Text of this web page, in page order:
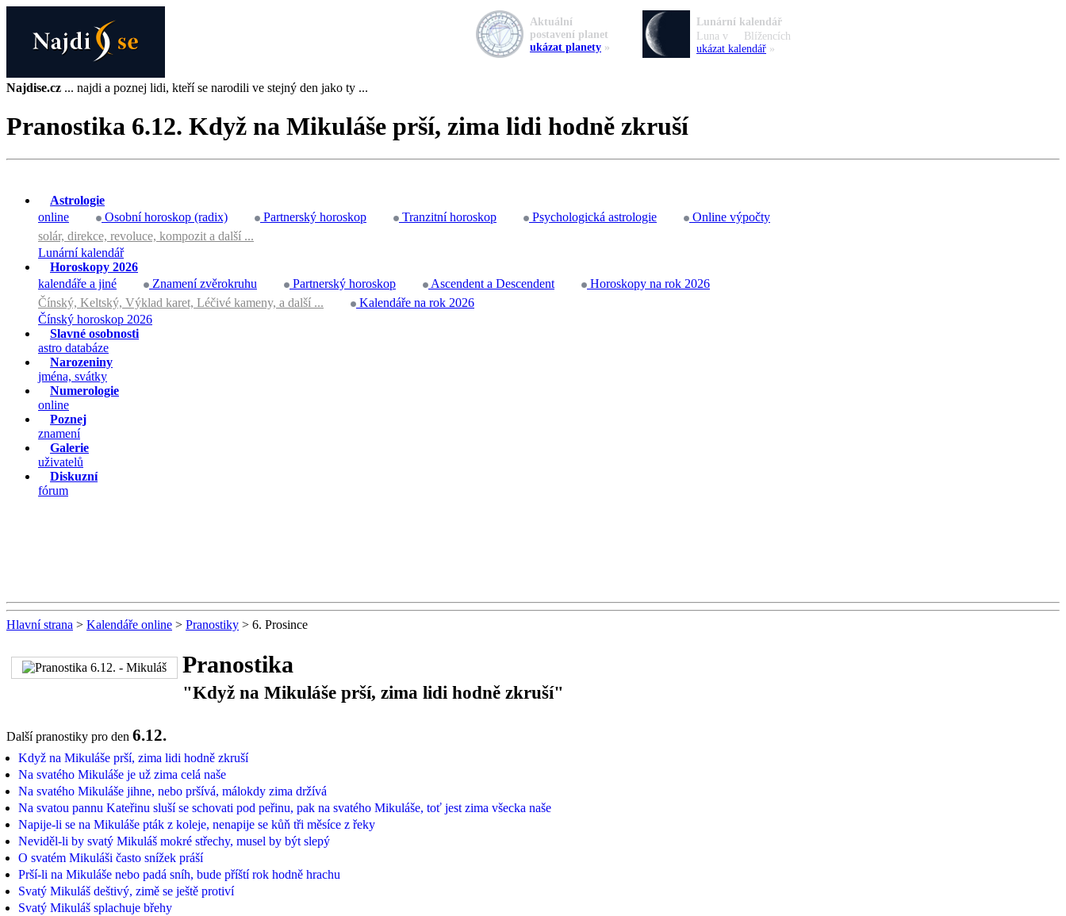
Najdise.cz ... najdi a poznej lidi, kteří se narodili ve stejný den jako ty ...
Pranostika 6.12. Když na Mikuláše prší, zima lidi hodně zkruší
Astrologie
online
Osobní horoskop (radix) Partnerský horoskop Tranzitní horoskop Psychologická astrologie
Online výpočty
solár, direkce, revoluce, kompozit a další ...
Lunární kalendář
Horoskopy 2026
kalendáře a jiné
Znamení zvěrokruhu Partnerský horoskop Ascendent a Descendent
Horoskopy na rok 2026
Čínský, Keltský, Výklad karet, Léčivé kameny, a další ...
Kalendáře na rok 2026
Čínský horoskop 2026
Slavné osobnosti
astro databáze
Narozeniny
jména, svátky
Numerologie
online
Poznej
znamení
Galerie
uživatelů
Diskuzní
fórum
Hlavní strana > Kalendáře online > Pranostiky > 6. Prosince
Pranostika
"Když na Mikuláše prší, zima lidi hodně zkruší"
Další pranostiky pro den 6.12.
Když na Mikuláše prší, zima lidi hodně zkruší
Na svatého Mikuláše je už zima celá naše
Na svatého Mikuláše jihne, nebo pršívá, málokdy zima držívá
Na svatou pannu Kateřinu sluší se schovati pod peřinu, pak na svatého Mikuláše, toť jest zima všecka naše
Napije-li se na Mikuláše pták z koleje, nenapije se kůň tři měsíce z řeky
Neviděl-li by svatý Mikuláš mokré střechy, musel by být slepý
O svatém Mikuláši často snížek práší
Prší-li na Mikuláše nebo padá sníh, bude příští rok hodně hrachu
Svatý Mikuláš deštivý, zimě se ještě protiví
Svatý Mikuláš splachuje břehy
Aktuální
postavení planet
ukázat planety »
Lunární kalendář
Luna v
Blížencích
ukázat kalendář »